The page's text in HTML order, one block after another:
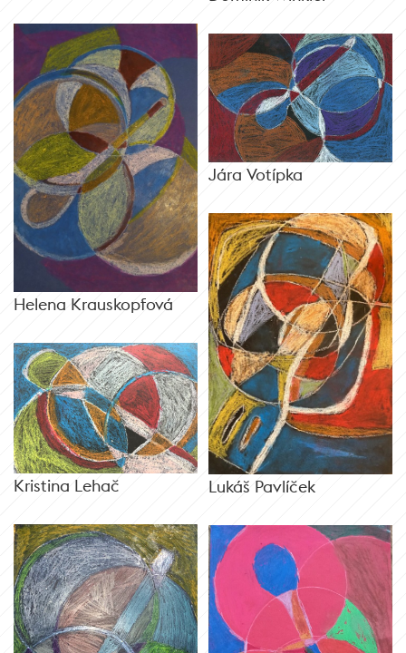
Helena Krauskopfová
Jára Votípka
Kristina Lehač Lukáš Pavlíček